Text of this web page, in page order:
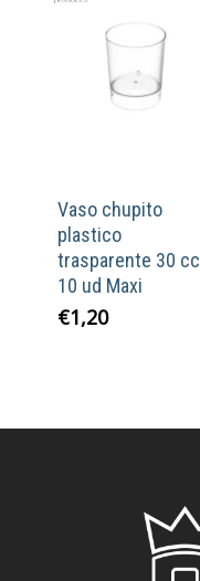
Vaso chupito
plastico
trasparente 30 cc
10 ud Maxi
€1,20